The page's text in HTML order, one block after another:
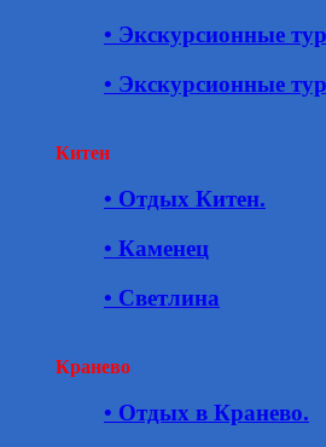
• Экскурсионные
• Экскурсионные
Китен
• Отдых Китен.
• Каменец
• Светлина
Кранево
• Отдых в Кранево.